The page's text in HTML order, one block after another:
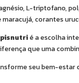
L-triptofano,
corantes
é a escolha
que uma
seu bem-estar